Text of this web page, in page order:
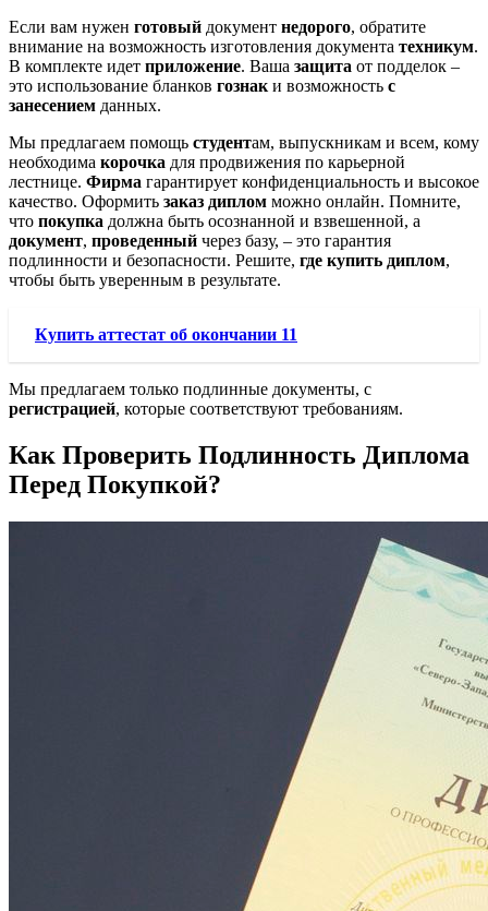
Если вам нужен готовый документ недорого, обратите
внимание на возможность изготовления документа техникум.
В комплекте идет приложение. Ваша защита от подделок –
это использование бланков гознак и возможность с
занесением данных.
Мы предлагаем помощь студентам, выпускникам и всем, кому
необходима корочка для продвижения по карьерной
лестнице. Фирма гарантирует конфиденциальность и высокое
качество. Оформить заказ диплом можно онлайн. Помните,
что покупка должна быть осознанной и взвешенной, а
документ, проведенный через базу, – это гарантия
подлинности и безопасности. Решите, где купить диплом,
чтобы быть уверенным в результате.
Купить аттестат об окончании 11
Мы предлагаем только подлинные документы, с
регистрацией, которые соответствуют требованиям.
Как Проверить Подлинность Диплома
Перед Покупкой?